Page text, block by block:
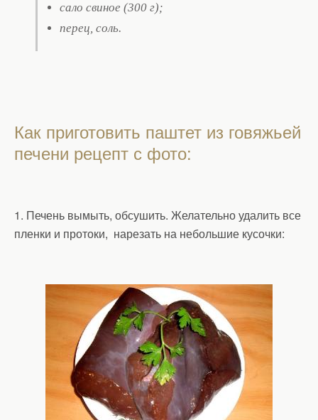
сало свиное (300 г);
перец, соль.
Как приготовить паштет из говяжьей
печени рецепт с фото:
1. Печень вымыть, обсушить. Желательно удалить все
пленки и протоки, нарезать на небольшие кусочки: